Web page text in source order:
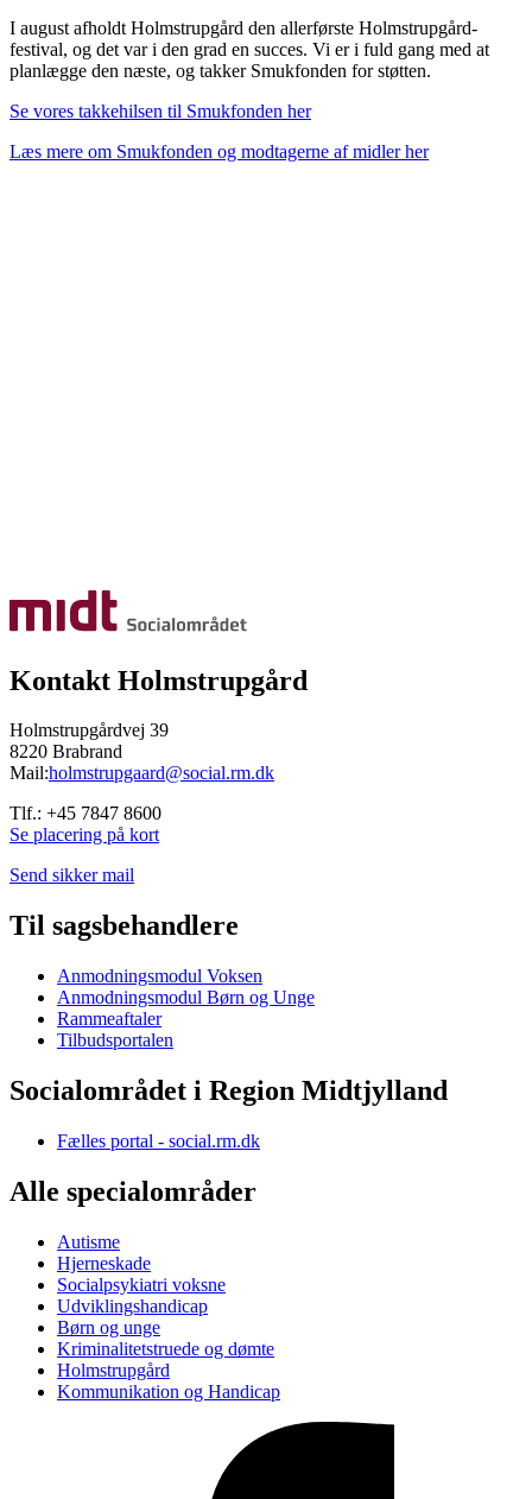
I august afholdt Holmstrupgård den allerførste Holmstrupgård-
festival, og det var i den grad en succes. Vi er i fuld gang med at
planlægge den næste, og takker Smukfonden for støtten.
Se vores takkehilsen til Smukfonden her
Læs mere om Smukfonden og modtagerne af midler her
Kontakt Holmstrupgård
Holmstrupgårdvej 39
8220 Brabrand
Mail:holmstrupgaard@social.rm.dk
Tlf.: +45 7847 8600
Se placering på kort
Send sikker mail
Til sagsbehandlere
Anmodningsmodul Voksen
Anmodningsmodul Børn og Unge
Rammeaftaler
Tilbudsportalen
Socialområdet i Region Midtjylland
Fælles portal - social.rm.dk
Alle specialområder
Autisme
Hjerneskade
Socialpsykiatri voksne
Udviklingshandicap
Børn og unge
Kriminalitetstruede og dømte
Holmstrupgård
Kommunikation og Handicap